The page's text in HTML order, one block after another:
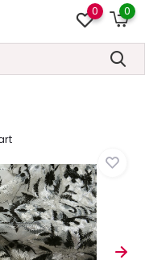
0 0
prijzen